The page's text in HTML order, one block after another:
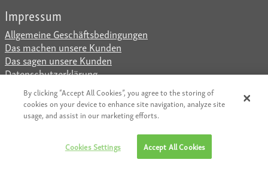
Impressum
Allgemeine Geschäftsbedingungen
Das machen unsere Kunden
Das sagen unsere Kunden
Datenschutzerklärung
Impressum
www.arial.ch|www.iQprint.de|www.iQprint.at|
www.iQprint.be|www.iQprint.fr|www.iQprint.it
www.iQprint.uk|
By clicking “Accept All Cookies”, you agree to the storing of
cookies on your device to enhance site navigation, analyze site
usage, and assist in our marketing efforts.
Cookies Settings Accept All Cookies